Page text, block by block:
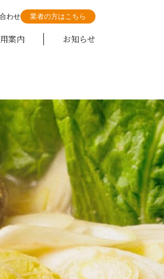
わせ 業者の方はこちら
案内 お知らせ